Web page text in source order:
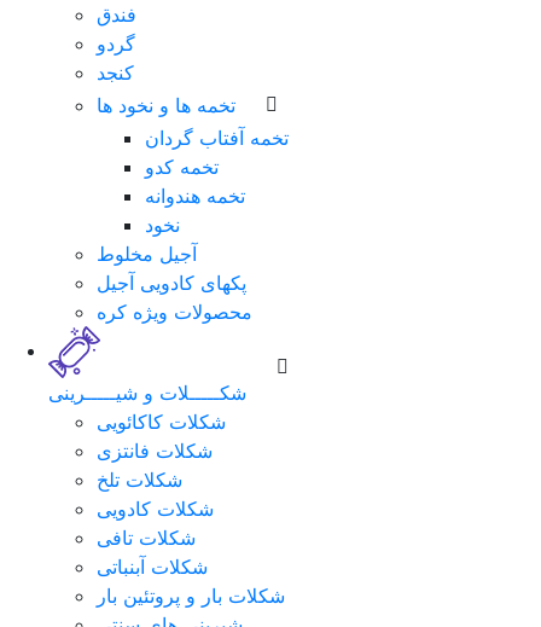
فندق
گردو
کنجد
تخمه ها و نخود ها
تخمه آفتاب گردان
تخمه کدو
تخمه هندوانه
نخود
آجیل مخلوط
پکهای کادویی آجیل
محصولات ویژه کره
شکـــــلات و شیـــــرینی
شکلات کاکائویی
شکلات فانتزی
شکلات تلخ
شکلات کادویی
شکلات تافی
شکلات آبنباتی
شکلات بار و پروتئین بار